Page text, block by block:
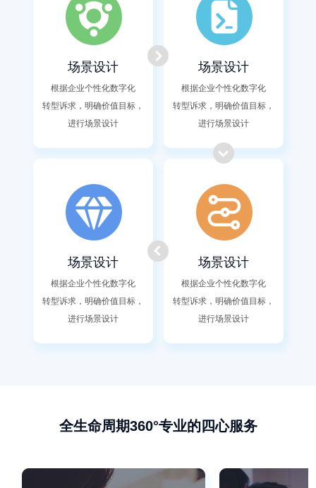
场景设计
根据企业个性化数字化
转型诉求，明确价值目标，
进行场景设计
场景设计
根据企业个性化数字化
转型诉求，明确价值目标，
进行场景设计
场景设计
根据企业个性化数字化
转型诉求，明确价值目标，
进行场景设计
场景设计
根据企业个性化数字化
转型诉求，明确价值目标，
进行场景设计
全生命周期360°专业的四心服务